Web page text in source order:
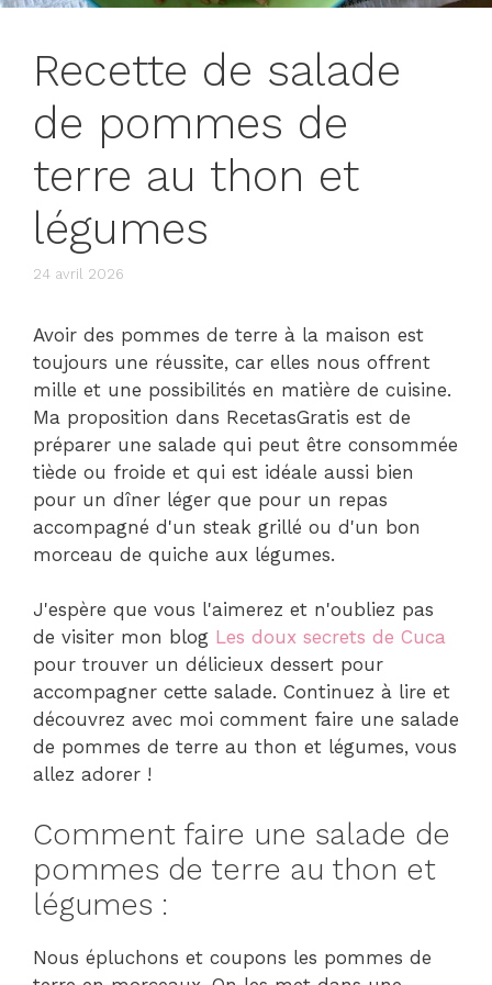
Recette de salade
de pommes de
terre au thon et
légumes
24 avril 2026
Avoir des pommes de terre à la maison est
toujours une réussite, car elles nous offrent
mille et une possibilités en matière de cuisine.
Ma proposition dans RecetasGratis est de
préparer une salade qui peut être consommée
tiède ou froide et qui est idéale aussi bien
pour un dîner léger que pour un repas
accompagné d'un steak grillé ou d'un bon
morceau de quiche aux légumes.
J'espère que vous l'aimerez et n'oubliez pas
de visiter mon blog Les doux secrets de Cuca
pour trouver un délicieux dessert pour
accompagner cette salade. Continuez à lire et
découvrez avec moi comment faire une salade
de pommes de terre au thon et légumes, vous
allez adorer !
Comment faire une salade de
pommes de terre au thon et
légumes :
Nous épluchons et coupons les pommes de